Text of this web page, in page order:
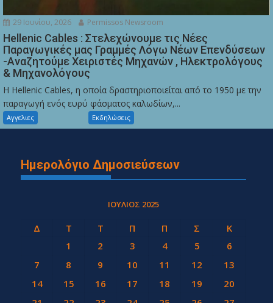
29 Ιουνίου, 2026 Permissos Newsroom
Hellenic Cables : Στελεχώνουμε τις Νέες
Παραγωγικές μας Γραμμές Λόγω Νέων Επενδύσεων
-Αναζητούμε Χειριστές Μηχανών , Ηλεκτρολόγους
& Μηχανολόγους
Η Hellenic Cables, η οποία δραστηριοποιείται από το 1950 με την
παραγωγή ενός ευρύ φάσματος καλωδίων,...
Αγγελιες Εκδηλώσεις
Ημερολόγιο Δημοσιεύσεων
ΙΟΎΛΙΟΣ 2025
Δ Τ Τ Π Π Σ
Κ
1
2 3 4 5
6
7
8 9 10 11 12
13
14
15 16 17 18 19
20